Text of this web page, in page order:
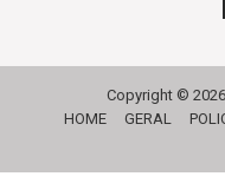
Copyright ©
HOME
GERAL